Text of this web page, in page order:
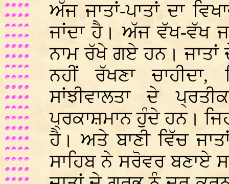
ਅੱਜ ਜਾਤਾਂ-ਪਾਤਾਂ ਦਾ
ਜਾਂਦਾ ਹੈ। ਅੱਜ ਵੱਖ-ਵੱਖ
ਨਾਮ ਰੱਖੇ ਗਏ ਹਨ।
ਨਹੀਂ ਰੱਖਣਾ
ਸਾਂਝੀਵਾਲਤਾ ਦੇ
ਪ੍ਰਕਾਸ਼ਮਾਨ ਹੁੰਦੇ ਹਨ।
ਹੈ। ਅਤੇ ਬਾਣੀ ਵਿੱਚ
ਸਾਹਿਬ ਨੇ ਸਰੋਵਰ ਬਣਾਏ